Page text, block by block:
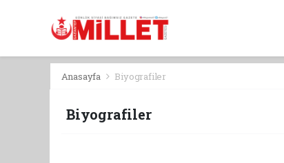
Anasayfa Biyografiler
Biyografiler